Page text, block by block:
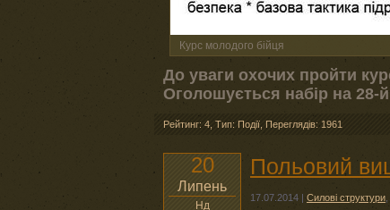
Курс молодого бійця
До уваги охочих пройти
Оголошується набір на 28-й
Рейтинг: 4 Тип: Події Переглядів: 1961
20
Липень
Нд
Польовий
17.07.2014 | Силові структури